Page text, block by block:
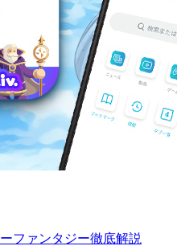
ファンタジー徹底解説